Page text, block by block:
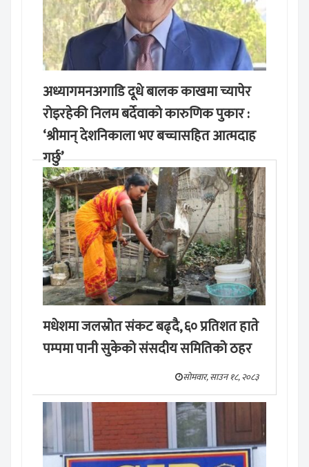
अध्यागमनअगाडि दूधे बालक काखमा च्यापेर
रोइरहेकी निलम बर्देवाको कारुणिक पुकार :
‘श्रीमान् देशनिकाला भए बच्चासहित आत्मदाह
गर्छु’
मङ्लबार, साउन १९, २०८३
मधेशमा जलस्रोत संकट बढ्दै, ६० प्रतिशत हाते
पम्पमा पानी सुकेको संसदीय समितिको ठहर
सोमवार, साउन १८, २०८३